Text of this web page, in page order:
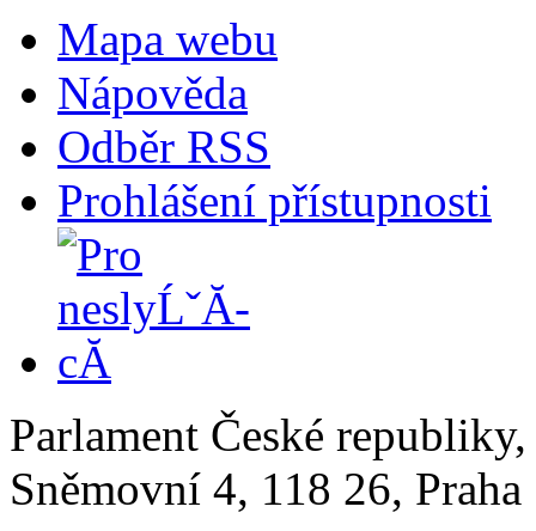
Mapa webu
Nápověda
Odběr RSS
Prohlášení přístupnosti
Parlament České
Sněmovní 4, 118 26,